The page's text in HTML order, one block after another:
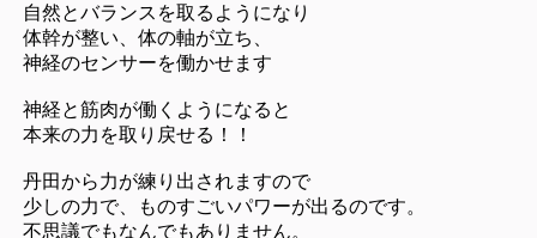
自然とバランスを取るようになり
体幹が整い、体の軸が立ち、
神経のセンサーを働かせます
神経と筋肉が働くようになると
本来の力を取り戻せる！！
丹田から力が練り出されますので
少しの力で、ものすごいパワーが出るのです。
不思議でもなんでもありません。